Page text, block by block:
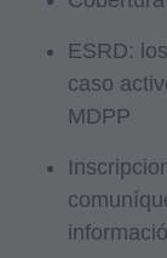
ESRD:
caso
MDPP